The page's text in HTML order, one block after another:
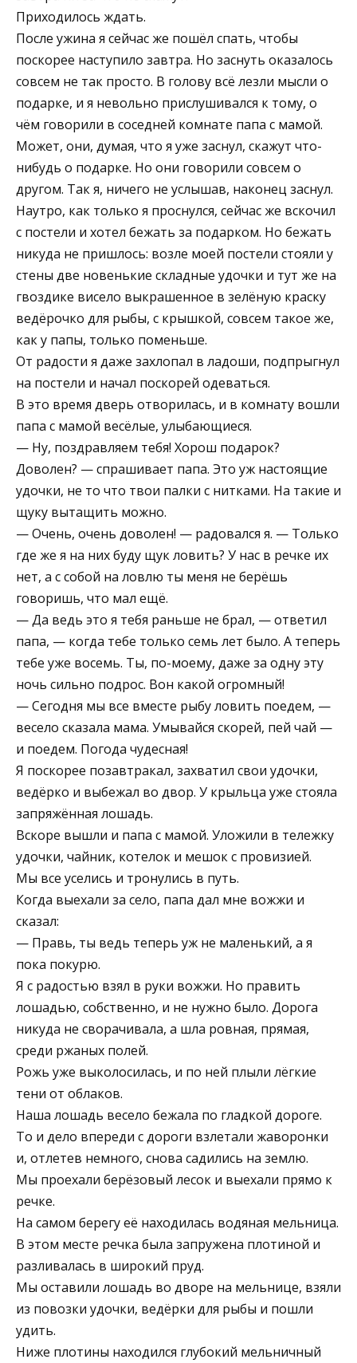
Приходилось ждать.
После ужина я сейчас же пошёл спать, чтобы
поскорее наступило завтра. Но заснуть оказалось
совсем не так просто. В голову всё лезли мысли о
подарке, и я невольно прислушивался к тому, о
чём говорили в соседней комнате папа с мамой.
Может, они, думая, что я уже заснул, скажут что-
нибудь о подарке. Но они говорили совсем о
другом. Так я, ничего не услышав, наконец заснул.
Наутро, как только я проснулся, сейчас же вскочил
с постели и хотел бежать за подарком. Но бежать
никуда не пришлось: возле моей постели стояли у
стены две новенькие складные удочки и тут же на
гвоздике висело выкрашенное в зелёную краску
ведёрочко для рыбы, с крышкой, совсем такое же,
как у папы, только поменьше.
От радости я даже захлопал в ладоши, подпрыгнул
на постели и начал поскорей одеваться.
В это время дверь отворилась, и в комнату вошли
папа с мамой весёлые, улыбающиеся.
— Ну, поздравляем тебя! Хорош подарок?
Доволен? — спрашивает папа. Это уж настоящие
удочки, не то что твои палки с нитками. На такие и
щуку вытащить можно.
— Очень, очень доволен! — радовался я. — Только
где же я на них буду щук ловить? У нас в речке их
нет, а с собой на ловлю ты меня не берёшь
говоришь, что мал ещё.
— Да ведь это я тебя раньше не брал, — ответил
папа, — когда тебе только семь лет было. А теперь
тебе уже восемь. Ты, по-моему, даже за одну эту
ночь сильно подрос. Вон какой огромный!
— Сегодня мы все вместе рыбу ловить поедем, —
весело сказала мама. Умывайся скорей, пей чай —
и поедем. Погода чудесная!
Я поскорее позавтракал, захватил свои удочки,
ведёрко и выбежал во двор. У крыльца уже стояла
запряжённая лошадь.
Вскоре вышли и папа с мамой. Уложили в тележку
удочки, чайник, котелок и мешок с провизией.
Мы все уселись и тронулись в путь.
Когда выехали за село, папа дал мне вожжи и
сказал:
— Правь, ты ведь теперь уж не маленький, а я
пока покурю.
Я с радостью взял в руки вожжи. Но править
лошадью, собственно, и не нужно было. Дорога
никуда не сворачивала, а шла ровная, прямая,
среди ржаных полей.
Рожь уже выколосилась, и по ней плыли лёгкие
тени от облаков.
Наша лошадь весело бежала по гладкой дороге.
То и дело впереди с дороги взлетали жаворонки
и, отлетев немного, снова садились на землю.
Мы проехали берёзовый лесок и выехали прямо к
речке.
На самом берегу её находилась водяная мельница.
В этом месте речка была запружена плотиной и
разливалась в широкий пруд.
Мы оставили лошадь во дворе на мельнице, взяли
из повозки удочки, ведёрки для рыбы и пошли
удить.
Ниже плотины находился глубокий мельничный